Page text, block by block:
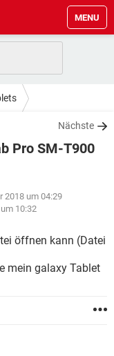
MENU
Nächste
Pro SM-T900
2018 um 04:29
10:32
öffnen kann (Datei
mein galaxy Tablet